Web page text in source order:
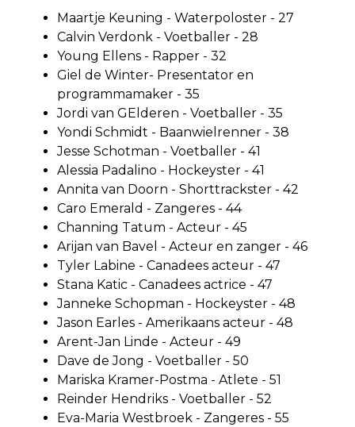
Maartje Keuning - Waterpoloster - 27
Calvin Verdonk - Voetballer - 28
Young Ellens - Rapper - 32
Giel de Winter- Presentator en
programmamaker - 35
Jordi van GElderen - Voetballer - 35
Yondi Schmidt - Baanwielrenner - 38
Jesse Schotman - Voetballer - 41
Alessia Padalino - Hockeyster - 41
Annita van Doorn - Shorttrackster - 42
Caro Emerald - Zangeres - 44
Channing Tatum - Acteur - 45
Arijan van Bavel - Acteur en zanger - 46
Tyler Labine - Canadees acteur - 47
Stana Katic - Canadees actrice - 47
Janneke Schopman - Hockeyster - 48
Jason Earles - Amerikaans acteur - 48
Arent-Jan Linde - Acteur - 49
Dave de Jong - Voetballer - 50
Mariska Kramer-Postma - Atlete - 51
Reinder Hendriks - Voetballer - 52
Eva-Maria Westbroek - Zangeres - 55